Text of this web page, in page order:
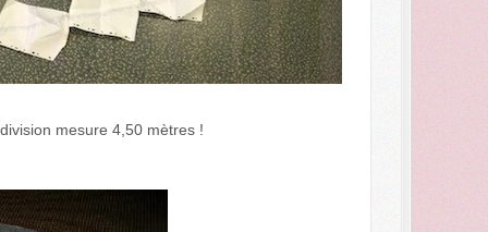
mesure 4,50 mètres !